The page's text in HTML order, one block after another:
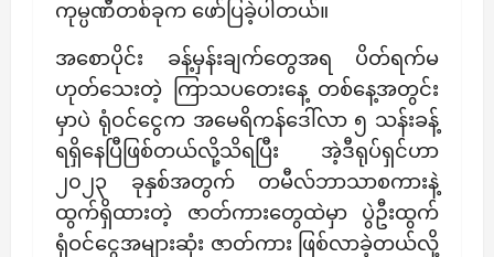
ကုမ္ပဏီတစ်ခုက ဖော်ပြခဲ့ပါတယ်။
အစောပိုင်း ခန့်မှန်းချက်တွေအရ ပိတ်ရက်မ
ဟုတ်သေးတဲ့ ကြာသပတေးနေ့ တစ်နေ့အတွင်း
မှာပဲ ရုံဝင်ငွေက အမေရိကန်ဒေါ်လာ ၅ သန်းခန့်
ရရှိနေပြီဖြစ်တယ်လို့သိရပြီး အဲ့ဒီရုပ်ရှင်ဟာ
၂၀၂၃ ခုနှစ်အတွက် တမီလ်ဘာသာစကားနဲ့
ထွက်ရှိထားတဲ့ ဇာတ်ကားတွေထဲမှာ ပွဲဦးထွက်
ရုံဝင်ငွေအများဆုံး ဇာတ်ကား ဖြစ်လာခဲ့တယ်လို့